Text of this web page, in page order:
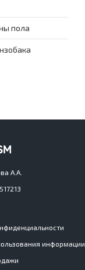
пола
А.А.
информации